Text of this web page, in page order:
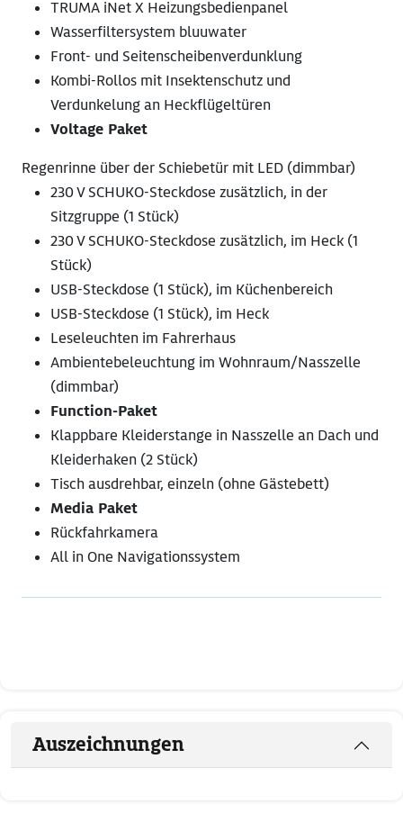
TRUMA iNet X Heizungsbedienpanel
Wasserfiltersystem bluuwater
Front- und Seitenscheibenverdunklung
Kombi-Rollos mit Insektenschutz und
Verdunkelung an Heckflügeltüren
Voltage Paket
Regenrinne über der Schiebetür mit LED (dimmbar)
230 V SCHUKO-Steckdose zusätzlich, in der
Sitzgruppe (1 Stück)
230 V SCHUKO-Steckdose zusätzlich, im Heck (1
Stück)
USB-Steckdose (1 Stück), im Küchenbereich
USB-Steckdose (1 Stück), im Heck
Leseleuchten im Fahrerhaus
Ambientebeleuchtung im Wohnraum/Nasszelle
(dimmbar)
Function-Paket
Klappbare Kleiderstange in Nasszelle an Dach und
Kleiderhaken (2 Stück)
Tisch ausdrehbar, einzeln (ohne Gästebett)
Media Paket
Rückfahrkamera
All in One Navigationssystem
Auszeichnungen